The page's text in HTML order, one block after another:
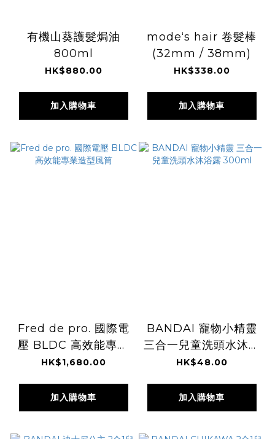
有機山葵護髮焗油
800ml
HK$880.00
加入購物車
mode‘s hair 卷髮棒
(32mm / 38mm)
HK$338.00
加入購物車
Fred de pro. 國際電
壓 BLDC 高效能專業
造型風筒
HK$1,680.00
加入購物車
BANDAI 寵物小精靈
三合一兒童洗頭水沐浴
露 300ml
HK$48.00
加入購物車